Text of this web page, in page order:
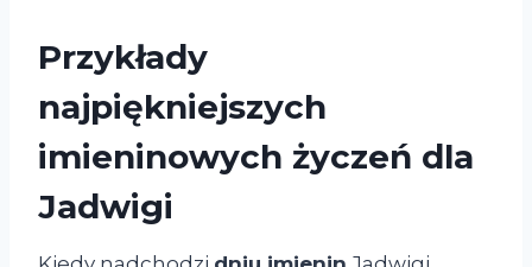
Przykłady
najpiękniejszych
imieninowych życzeń dla
Jadwigi